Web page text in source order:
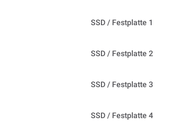
SSD / Festplatte 1
SSD / Festplatte 2
SSD / Festplatte 3
SSD / Festplatte 4